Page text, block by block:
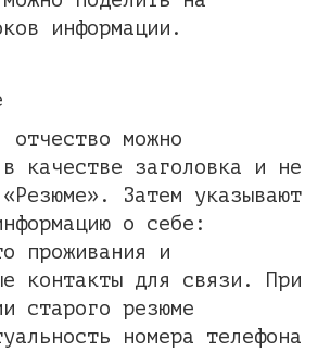
информации.
можно
в качестве заголовка и не
Затем указывают
о себе:
проживания и
контакты для связи. При
старого резюме
номера телефона